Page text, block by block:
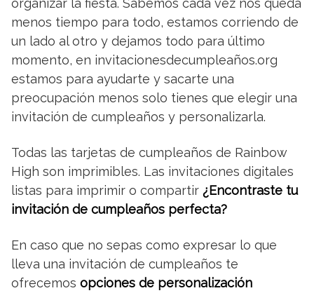
organizar la fiesta. Sabemos cada vez nos queda
menos tiempo para todo, estamos corriendo de
un lado al otro y dejamos todo para último
momento, en invitacionesdecumpleaños.org
estamos para ayudarte y sacarte una
preocupación menos solo tienes que elegir una
invitación de cumpleaños y personalizarla.
Todas las tarjetas de cumpleaños de Rainbow
High son imprimibles. Las invitaciones digitales
listas para imprimir o compartir ¿Encontraste tu
invitación de cumpleaños perfecta?
En caso que no sepas como expresar lo que
lleva una invitación de cumpleaños te
ofrecemos opciones de personalización